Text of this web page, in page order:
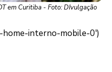
em Curitiba - Foto: DIvulgação